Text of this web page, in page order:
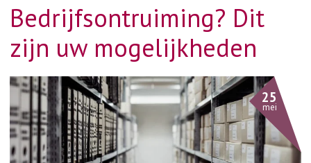
Bedrijfsontruiming? Dit
zijn uw mogelijkheden
25
mei